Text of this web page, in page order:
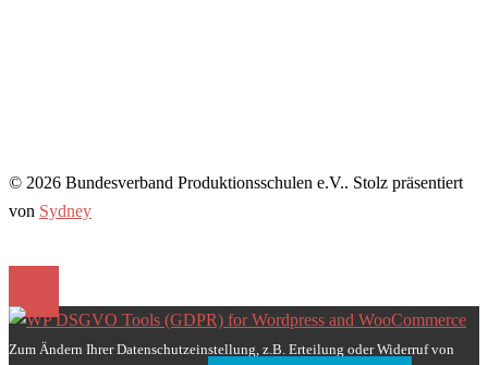
© 2026 Bundesverband Produktionsschulen e.V.. Stolz präsentiert
von Sydney
Zum Ändern Ihrer Datenschutzeinstellung, z.B. Erteilung oder Widerruf von